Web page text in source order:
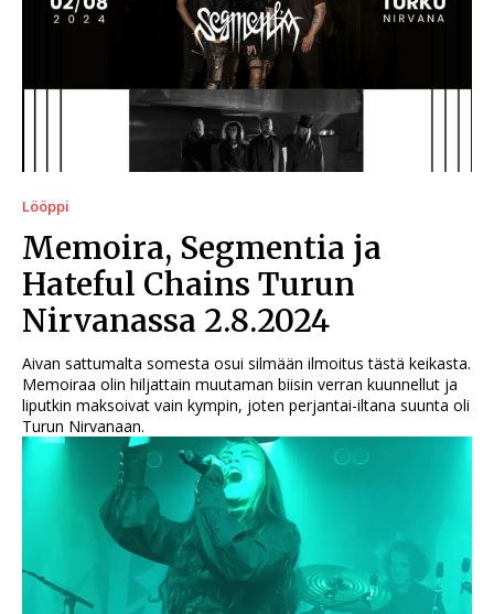
Lööppi
Memoira, Segmentia ja
Hateful Chains Turun
Nirvanassa 2.8.2024
Aivan sattumalta somesta osui silmään ilmoitus tästä keikasta.
Memoiraa olin hiljattain muutaman biisin verran kuunnellut ja
liputkin maksoivat vain kympin, joten perjantai-iltana suunta oli
Turun Nirvanaan.